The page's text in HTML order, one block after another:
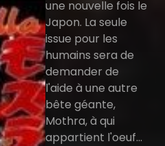
une nouvelle fois le
Japon. La seule
issue pour les
humains sera de
demander de
l'aide à une autre
bête géante,
Mothra, à qui
appartient l'oeuf...